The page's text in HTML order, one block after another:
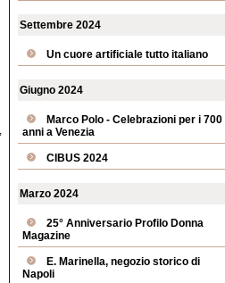
Settembre 2024
Un cuore artificiale tutto italiano
Giugno 2024
Marco Polo - Celebrazioni per i 700
anni a Venezia
CIBUS 2024
Marzo 2024
25° Anniversario Profilo Donna
Magazine
E. Marinella, negozio storico di
Napoli